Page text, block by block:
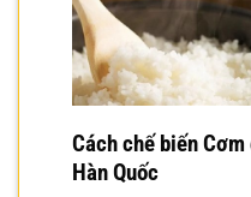
Cách chế biến
Hàn Quốc